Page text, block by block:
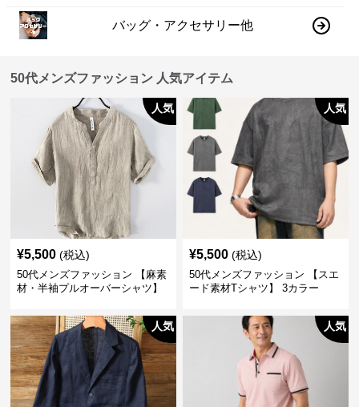
バッグ・アクセサリー他
50代メンズファッション 人気アイテム
人気
¥5,500 (税込)
50代メンズファッション 【麻素
材・半袖プルオーバーシャツ】
人気
¥5,500 (税込)
50代メンズファッション 【スエ
ード素材Tシャツ】 3カラー
人気 人気